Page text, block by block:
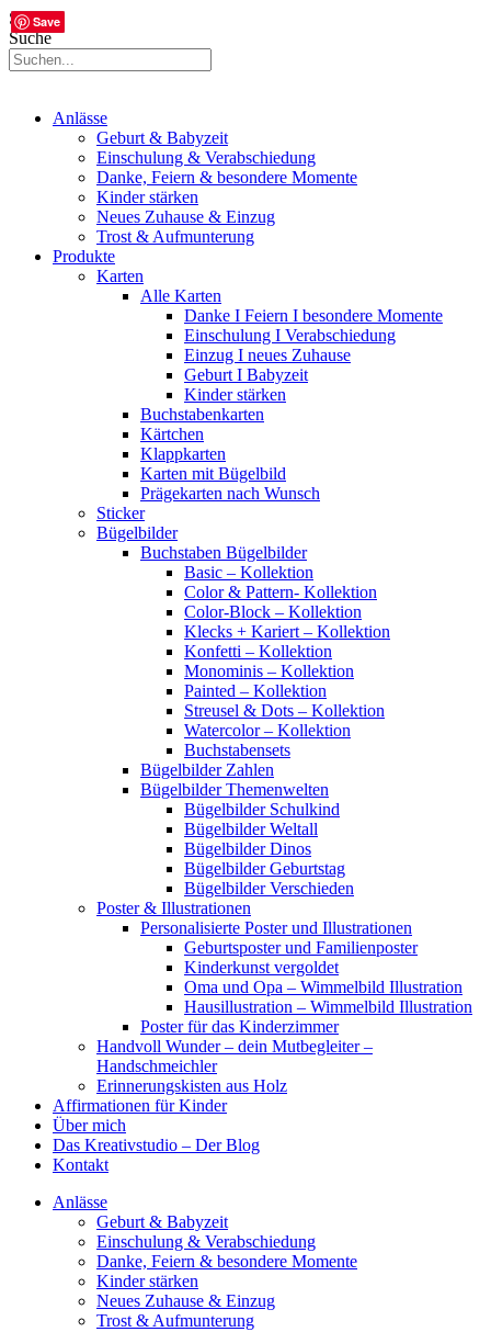
Suche
Suche
Anlässe
Geburt & Babyzeit
Einschulung & Verabschiedung
Danke, Feiern & besondere Momente
Kinder stärken
Neues Zuhause & Einzug
Trost & Aufmunterung
Produkte
Karten
Alle Karten
Danke I Feiern I besondere Momente
Einschulung I Verabschiedung
Einzug I neues Zuhause
Geburt I Babyzeit
Kinder stärken
Buchstabenkarten
Kärtchen
Klappkarten
Karten mit Bügelbild
Prägekarten nach Wunsch
Sticker
Bügelbilder
Buchstaben Bügelbilder
Basic – Kollektion
Color & Pattern- Kollektion
Color-Block – Kollektion
Klecks + Kariert – Kollektion
Konfetti – Kollektion
Monominis – Kollektion
Painted – Kollektion
Streusel & Dots – Kollektion
Watercolor – Kollektion
Buchstabensets
Bügelbilder Zahlen
Bügelbilder Themenwelten
Bügelbilder Schulkind
Bügelbilder Weltall
Bügelbilder Dinos
Bügelbilder Geburtstag
Bügelbilder Verschieden
Poster & Illustrationen
Personalisierte Poster und Illustrationen
Geburtsposter und Familienposter
Kinderkunst vergoldet
Oma und Opa – Wimmelbild Illustration
Hausillustration – Wimmelbild Illustration
Poster für das Kinderzimmer
Handvoll Wunder – dein Mutbegleiter –
Handschmeichler
Erinnerungskisten aus Holz
Affirmationen für Kinder
Über mich
Das Kreativstudio – Der Blog
Kontakt
Anlässe
Geburt & Babyzeit
Einschulung & Verabschiedung
Danke, Feiern & besondere Momente
Kinder stärken
Neues Zuhause & Einzug
Trost & Aufmunterung
Save
Save
Save